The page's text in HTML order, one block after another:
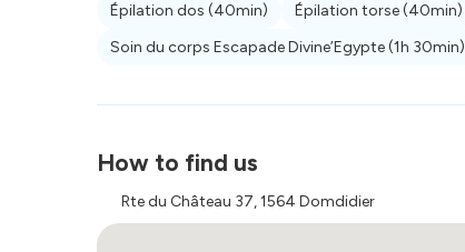
Épilation dos (40min) Épilation torse(40min)
Soin du corps Escapade Divine’Egypte(1h 30min)
How to find us
Rte du Château 37, 1564 Domdidier